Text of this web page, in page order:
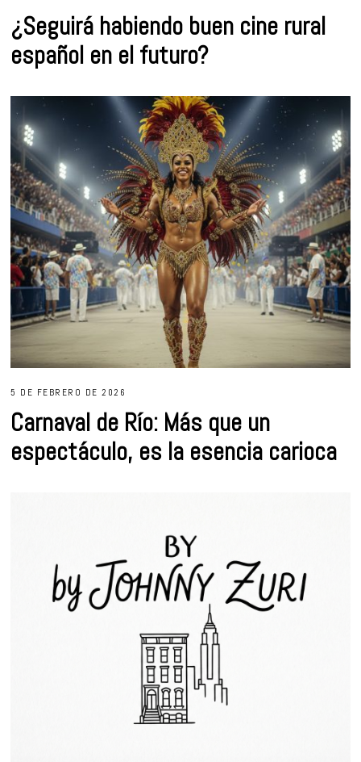
¿Seguirá habiendo buen cine rural
español en el futuro?
5 DE FEBRERO DE 2026
Carnaval de Río: Más que un
espectáculo, es la esencia carioca